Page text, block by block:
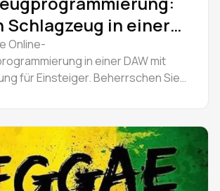
Schlagzeug in einer
Online-
in einer DAW mit
für Einsteiger. Beherrschen Sie
von Schlagzeug.